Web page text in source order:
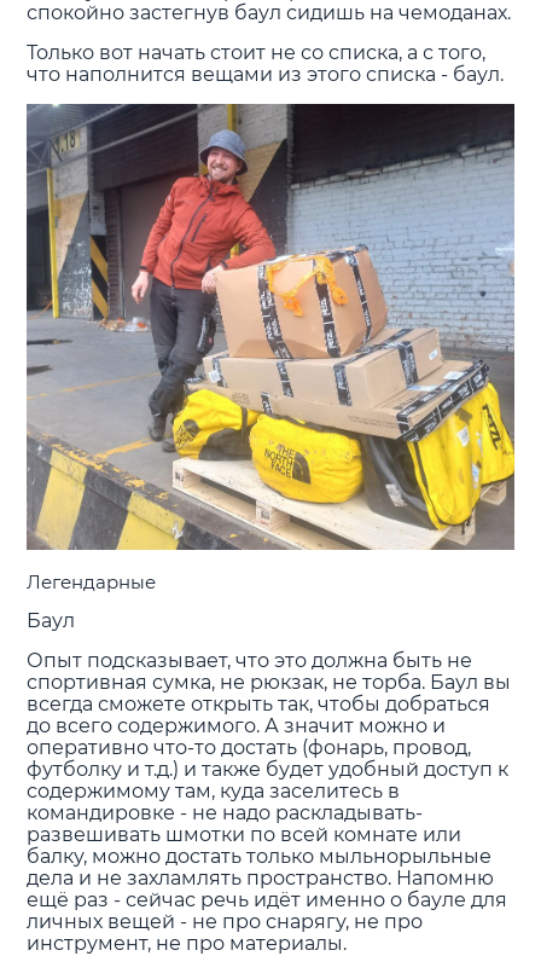
спокойно застегнув баул сидишь на чемоданах.
Только вот начать стоит не со списка, а с того,
что наполнится вещами из этого списка - баул.
Легендарные
Баул
Опыт подсказывает, что это должна быть не
спортивная сумка, не рюкзак, не торба. Баул вы
всегда сможете открыть так, чтобы добраться
до всего содержимого. А значит можно и
оперативно что-то достать (фонарь, провод,
футболку и т.д.) и также будет удобный доступ к
содержимому там, куда заселитесь в
командировке - не надо раскладывать-
развешивать шмотки по всей комнате или
балку, можно достать только мыльнорыльные
дела и не захламлять пространство. Напомню
ещё раз - сейчас речь идёт именно о бауле для
личных вещей - не про снарягу, не про
инструмент, не про материалы.